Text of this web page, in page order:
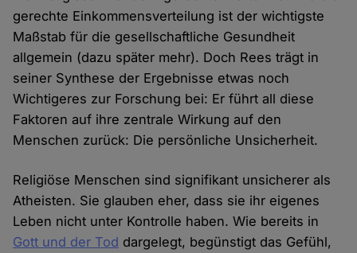
gerechte Einkommensverteilung ist der wichtigste
Maßstab für die gesellschaftliche Gesundheit
allgemein (dazu später mehr). Doch Rees trägt in
seiner Synthese der Ergebnisse etwas noch
Wichtigeres zur Forschung bei: Er führt all diese
Faktoren auf ihre zentrale Wirkung auf den
Menschen zurück: Die persönliche Unsicherheit.
Religiöse Menschen sind signifikant unsicherer als
Atheisten. Sie glauben eher, dass sie ihr eigenes
Leben nicht unter Kontrolle haben. Wie bereits in
Gott und der Tod dargelegt, begünstigt das Gefühl,